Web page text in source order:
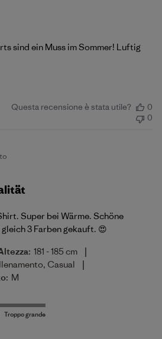
sind ein Muss im Sommer! Luftig
Questa recensione è stata utile?
0
0
Super bei Wärme. Schöne
3 Farben gekauft. 😍
181 - 185 cm |
Casual |
M